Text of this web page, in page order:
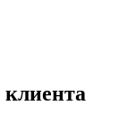
клиента